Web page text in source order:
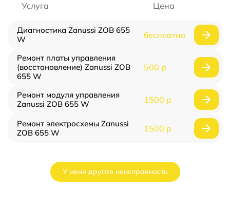
Услуга Цена
Диагностика Zanussi ZOB 655
W
бесплатно
Ремонт платы управления
(восстановление) Zanussi ZOB
655 W
500 р
Ремонт модуля управления
Zanussi ZOB 655 W
1500 р
Ремонт электросхемы Zanussi
ZOB 655 W
1500 р
У меня другая неисправность